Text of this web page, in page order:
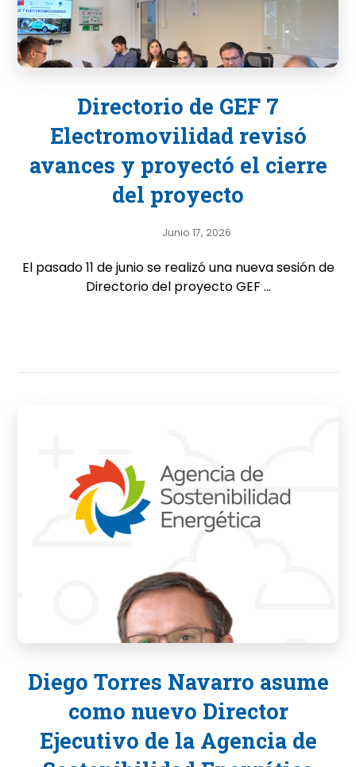
Directorio de GEF 7
Electromovilidad revisó
avances y proyectó el cierre
del proyecto
Junio 17, 2026
El pasado 11 de junio se realizó una nueva sesión de
Directorio del proyecto GEF ...
Diego Torres Navarro asume
como nuevo Director
Ejecutivo de la Agencia de